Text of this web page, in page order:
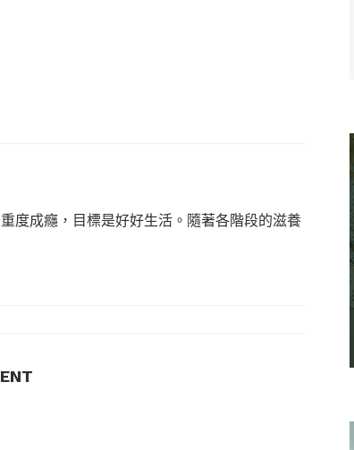
度成癮，目標是好好生活。隨著各階段的滋養